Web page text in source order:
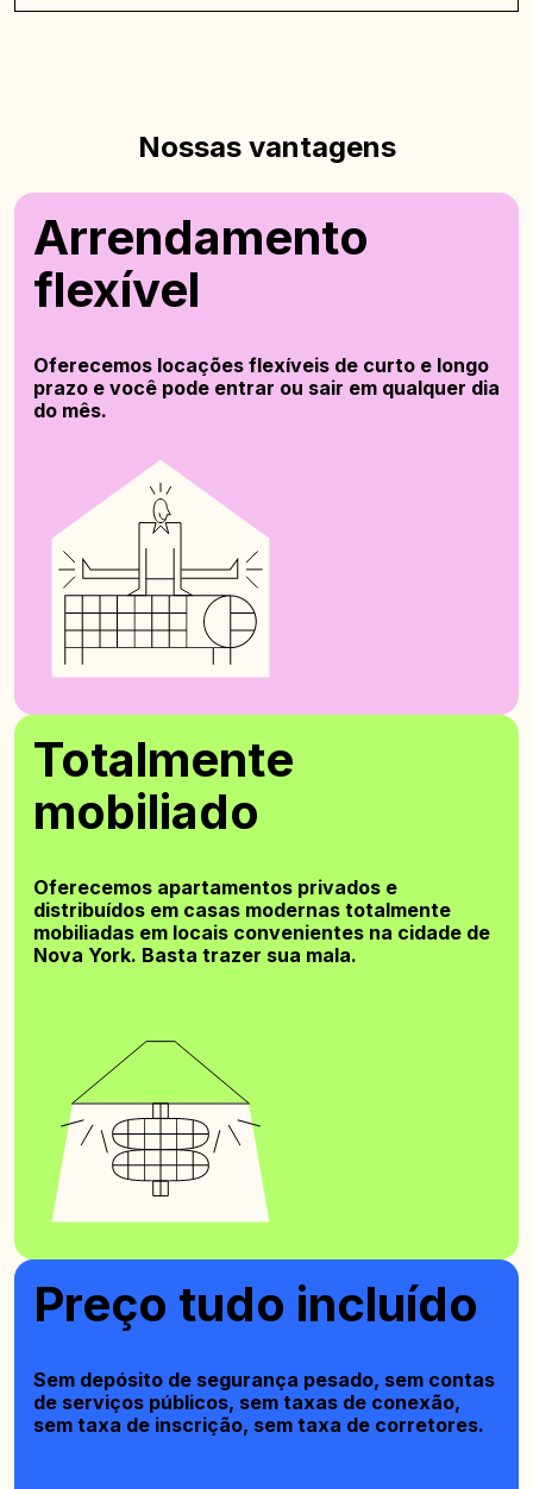
Nossas vantagens
Arrendamento
flexível
Oferecemos locações flexíveis de curto e longo
prazo e você pode entrar ou sair em qualquer dia
do mês.
Totalmente
mobiliado
Oferecemos apartamentos privados e
distribuídos em casas modernas totalmente
mobiliadas em locais convenientes na cidade de
Nova York. Basta trazer sua mala.
Preço tudo incluído
Sem depósito de segurança pesado, sem contas
de serviços públicos, sem taxas de conexão,
sem taxa de inscrição, sem taxa de corretores.